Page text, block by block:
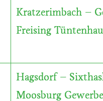
Kratzerimbach –
Freising
Hagsdorf –
Moosburg